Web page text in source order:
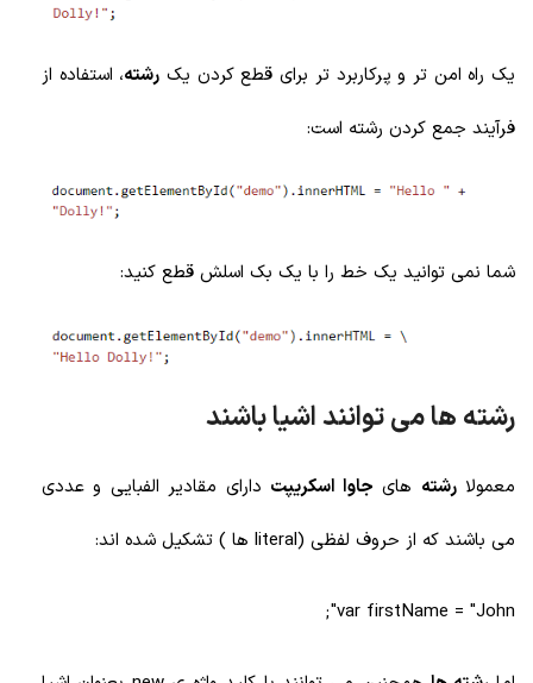
یک راه امن تر و پرکاربرد تر برای قطع کردن یک رشته، استفاده از
فرآیند جمع کردن رشته است:
شما نمی توانید یک خط را با یک بک اسلش قطع کنید:
رشته ها می توانند اشیا باشند
معمولارشته های جاوا اسکریپت دارای مقادیر الفبایی و عددی
می باشند که از حروف لفظی (literal ها ) تشکیل شده اند:
var firstName = "John";